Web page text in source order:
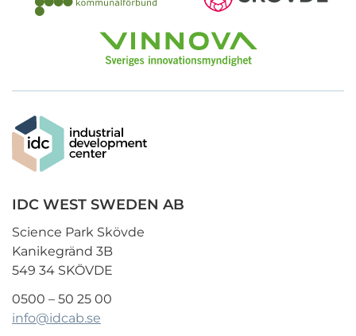
IDC WEST SWEDEN AB
Science Park Skövde
Kanikegränd 3B
549 34 SKÖVDE
0500 – 50 25 00
info@idcab.se